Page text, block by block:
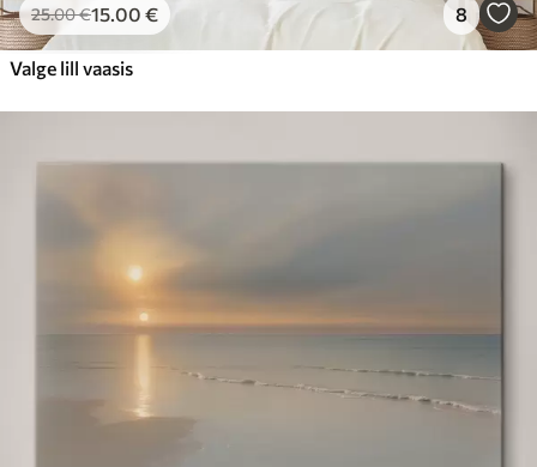
25.00€15.00 € 8
Valge lill vaasis